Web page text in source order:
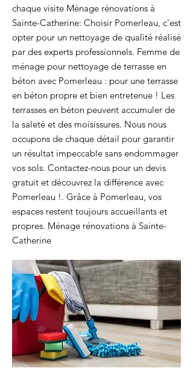
chaque visite Ménage rénovations à
Sainte-Catherine: Choisir Pomerleau, c'est
opter pour un nettoyage de qualité réalisé
par des experts professionnels. Femme de
ménage pour nettoyage de terrasse en
béton avec Pomerleau : pour une terrasse
en béton propre et bien entretenue ! Les
terrasses en béton peuvent accumuler de
la saleté et des moisissures. Nous nous
occupons de chaque détail pour garantir
un résultat impeccable sans endommager
vos sols. Contactez-nous pour un devis
gratuit et découvrez la différence avec
Pomerleau !. Grâce à Pomerleau, vos
espaces restent toujours accueillants et
propres. Ménage rénovations à Sainte-
Catherine